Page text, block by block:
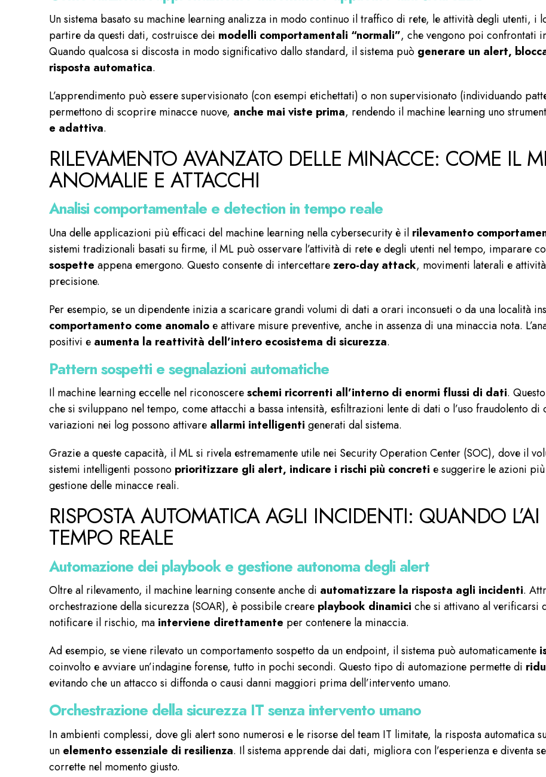
Un sistema basato su machine learning analizza in modo continuo il traffico di rete, le attività degli utenti,
partire da questi dati, costruisce dei modelli comportamentali “normali”, che vengono poi confrontati
Quando qualcosa si discosta in modo significativo dallo standard, il sistema può generare un alert,
risposta automatica.
L’apprendimento può essere supervisionato (con esempi etichettati) o non supervisionato (individuando
permettono di scoprire minacce nuove, anche mai viste prima, rendendo il machine learning uno
e adattiva.
RILEVAMENTO AVANZATO DELLE MINACCE: COME IL
ANOMALIE E ATTACCHI
Analisi comportamentale e detection in tempo reale
Una delle applicazioni più efficaci del machine learning nella cybersecurity è il rilevamento
sistemi tradizionali basati su firme, il ML può osservare l’attività di rete e degli utenti nel tempo, imparare
sospette appena emergono. Questo consente di intercettare zero-day attack, movimenti laterali e
precisione.
Per esempio, se un dipendente inizia a scaricare grandi volumi di dati a orari inconsueti o da una località
comportamento come anomaloe attivare misure preventive, anche in assenza di una minaccia nota.
positivi e aumenta la reattività dell’intero ecosistema di sicurezza.
Pattern sospetti e segnalazioni automatiche
Il machine learning eccelle nel riconoscere schemi ricorrenti all’interno di enormi flussi di dati.
che si sviluppano nel tempo, come attacchi a bassa intensità, esfiltrazioni lente di dati o l’uso fraudolento
variazioni nei log possono attivare allarmi intelligenti generati dal sistema.
Grazie a queste capacità, il ML si rivela estremamente utile nei Security Operation Center (SOC), dove il
sistemi intelligenti possono prioritizzare gli alert, indicare i rischi più concreti e suggerire le azioni
gestione delle minaccereali.
RISPOSTA AUTOMATICA AGLI INCIDENTI: QUANDO
TEMPO REALE
Automazione dei playbook e gestione autonoma degli alert
Oltre al rilevamento, il machine learning consente anche di automatizzare la risposta agli incidenti.
orchestrazione della sicurezza (SOAR), è possibile creare playbook dinamici che si attivano al verificarsi
notificare il rischio, ma interviene direttamente per contenere la minaccia.
Ad esempio, se viene rilevato un comportamento sospetto da un endpoint, il sistema può automaticamente
coinvolto e avviare un’indagine forense, tutto in pochi secondi. Questo tipo di automazione permette di
evitando che un attacco si diffonda o causi danni maggiori prima dell’intervento umano.
Orchestrazione della sicurezza IT senza intervento umano
In ambienti complessi, dove gli alert sono numerosi e le risorse del team IT limitate, la risposta automatica
un elemento essenziale di resilienza. Il sistema apprende dai dati, migliora con l’esperienza e diventa
corrette nel momento giusto.